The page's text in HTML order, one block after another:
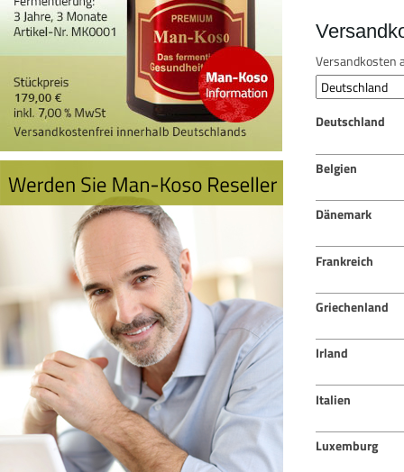
Versandkosten
Deutschland
Belgien
Dänemark
Frankreich
Griechenland
Irland
Italien
Luxemburg